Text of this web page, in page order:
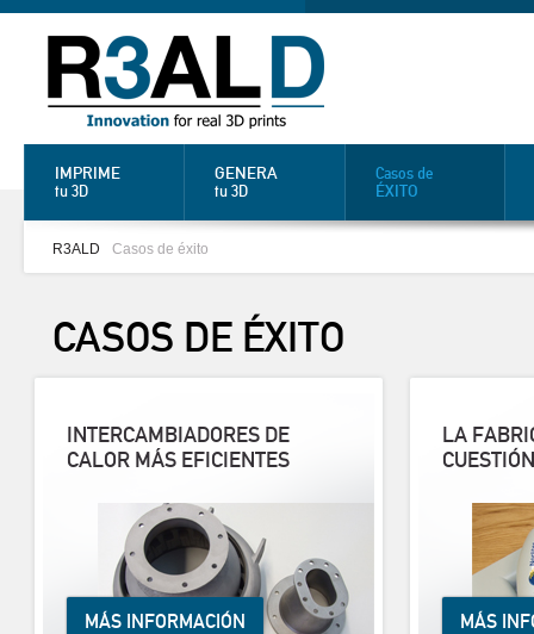
IMPRIME
tu 3D
GENERA
tu 3D
Casos de
ÉXITO
R3ALD Casos de éxito
CASOS DE ÉXITO
INTERCAMBIADORES DE
CALOR MÁS EFICIENTES
MÁS INFORMACIÓN
LA
MÁS